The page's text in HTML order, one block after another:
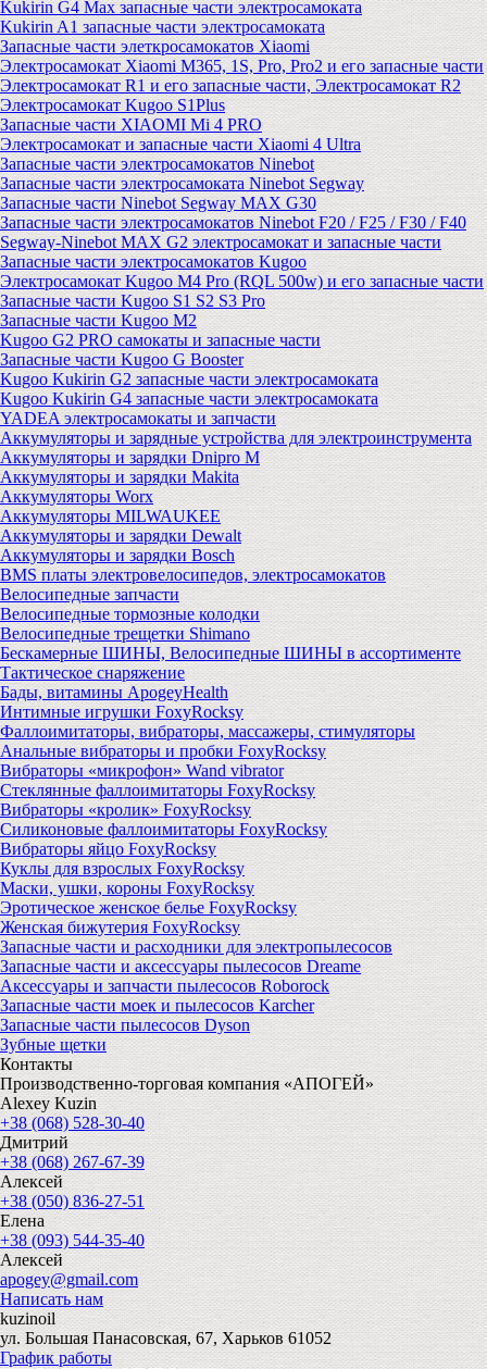
Kukirin G4 Max запасные части электросамоката
Kukirin A1 запасные части электросамоката
Запасные части элеткросамокатов Xiaomi
Электросамокат Xiaomi M365, 1S, Pro, Pro2 и его запасные части
Электросамокат R1 и его запасные части, Электросамокат R2
Электросамокат Kugoo S1Plus
Запасные части XIAOMI Mi 4 PRO
Электросамокат и запасные части Xiaomi 4 Ultra
Запасные части электросамокатов Ninebot
Запасные части электросамоката Ninebot Segway
Запасные части Ninebot Segway MAX G30
Запасные части электросамокатов Ninebot F20 / F25 / F30 / F40
Segway-Ninebot MAX G2 электросамокат и запасные части
Запасные части электросамокатов Kugoo
Электросамокат Kugoo M4 Pro (RQL 500w) и его запасные части
Запасные части Kugoo S1 S2 S3 Pro
Запасные части Kugoo M2
Kugoo G2 PRO самокаты и запасные части
Запасные части Kugoo G Booster
Kugoo Kukirin G2 запасные части электросамоката
Kugoo Kukirin G4 запасные части электросамоката
YADEA электросамокаты и запчасти
Аккумуляторы и зарядные устройства для электроинструмента
Аккумуляторы и зарядки Dnipro M
Аккумуляторы и зарядки Makita
Аккумуляторы Worx
Аккумуляторы MILWAUKEE
Аккумуляторы и зарядки Dewalt
Аккумуляторы и зарядки Bosch
BMS платы электровелосипедов, электросамокатов
Велосипедные запчасти
Велосипедные тормозные колодки
Велосипедные трещетки Shimano
Бескамерные ШИНЫ, Велосипедные ШИНЫ в ассортименте
Тактическое снаряжение
Бады, витамины ApogeyHealth
Интимные игрушки FoxyRocksy
Фаллоимитаторы, вибраторы, массажеры, стимуляторы
Анальные вибраторы и пробки FoxyRocksy
Вибраторы «микрофон» Wand vibrator
Стеклянные фаллоимитаторы FoxyRocksy
Вибраторы «кролик» FoxyRocksy
Силиконовые фаллоимитаторы FoxyRocksy
Вибраторы яйцо FoxyRocksy
Куклы для взрослых FoxyRocksy
Маски, ушки, короны FoxyRocksy
Эротическое женское белье FoxyRocksy
Женская бижутерия FoxyRocksy
Запасные части и расходники для электропылесосов
Запасные части и аксессуары пылесосов Dreame
Аксессуары и запчасти пылесосов Roborock
Запасные части моек и пылесосов Karcher
Запасные части пылесосов Dyson
Зубные щетки
Контакты
Производственно-торговая компания «АПОГЕЙ»
Alexey Kuzin
+38 (068) 528-30-40
Дмитрий
+38 (068) 267-67-39
Алексей
+38 (050) 836-27-51
Елена
+38 (093) 544-35-40
Алексей
apogey@gmail.com
Написать нам
kuzinoil
ул. Большая Панасовская, 67, Харьков 61052
График работы